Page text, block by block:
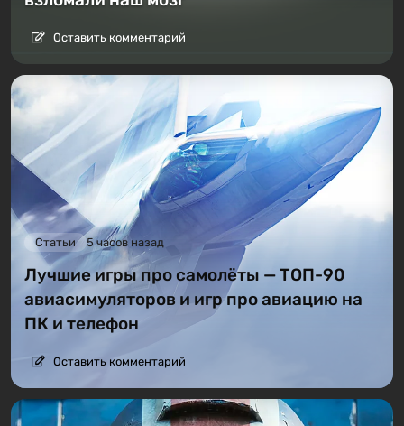
Оставить комментарий
Статьи 5 часов назад
Лучшие игры про самолёты — ТОП-90
авиасимуляторов и игр про авиацию на
ПК и телефон
Оставить комментарий